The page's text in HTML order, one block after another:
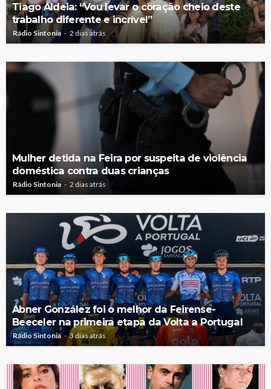
Tiago Aldeia: “Vou levar o coração cheio deste
trabalho diferente e incrível”
Rádio Sintonia 2 dias atrás
Mulher detida na Feira por suspeita de violência
doméstica contra duas crianças
Rádio Sintonia 2 dias atrás
Abner González foi o melhor da Feirense-
Beeceler na primeira etapa da Volta a Portugal
Rádio Sintonia 3 dias atrás